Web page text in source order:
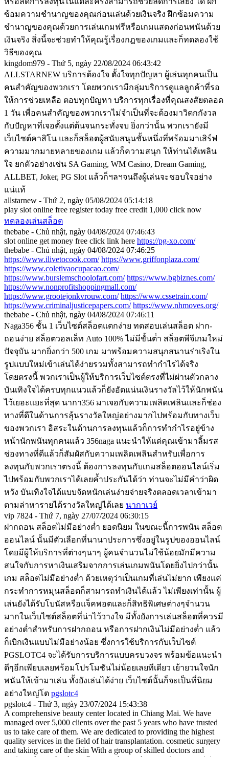
ซ้อมความชำนาญของคุณก่อนเล่นด้วยเงินจริง ฝึกซ้อมความ
ชำนาญของคุณด้วยการเล่นเกมฟรีหรือเกมแสดงก่อนพนันด้วย
เงินจริง สิ่งนี้จะช่วยทำให้คุณรู้เรื่องกฎของเกมและก็ทดลองใช้
วิธีของคุณ
kingdom979 - Thứ 5, ngày 22/08/2024 06:43:42
ALLSTARNEW บริการต้องใจ ตั้งใจทุกปัญหา ผู้เล่นทุกคนเป็น
คนสำคัญของพวกเรา โดยพวกเรามีกลุ่มบริการดูแลลูกค้าที่รอ
ให้การช่วยเหลือ ตอบทุกปัญหา บริการทุกเรื่องที่คุณสงสัยตลอด
1 วัน เพื่อคนสำคัญของพวกเราไม่จำเป็นที่จะต้องมาวิตกกังวล
กับปัญหาที่เจอตั้งแต่ต้นจนกระทั่งจบ ยิ่งกว่านั้น พวกเรายังมี
เว็บไซต์คาสิโน และก็สล็อตผู้สนับสนุนชั้นหนึ่งที่พร้อมมาเสิร์ฟ
ความมากมายหลายของเกม แล้วก็ความสนุก ให้ท่านได้เพลิน
ใจ ยกตัวอย่างเช่น SA Gaming, WM Casino, Dream Gaming,
ALLBET, Joker, PG Slot แล้วก็ฯลฯจนถึงผู้เล่นจะชอบใจอย่าง
แน่แท้
allstarnew - Thứ 2, ngày 05/08/2024 05:14:18
play slot online free register today free credit 1,000 click now
ทดลองเล่นสล็อต
thebabe - Chủ nhật, ngày 04/08/2024 07:46:43
slot online get money free click link here https://pg-xo.com/
thebabe - Chủ nhật, ngày 04/08/2024 07:46:25
https://www.ilivetocook.com/ https://www.griffonplaza.com/
https://www.coletivaocupacao.com/
https://www.burslemschoolofart.com/ https://www.bgbiznes.com/
https://www.nonprofitshoppingmall.com/
https://www.grootejonkvrouw.com/ https://www.cssetrain.com/
https://www.criminaljusticepapers.com/ https://www.nhmoves.org/
thebabe - Chủ nhật, ngày 04/08/2024 07:46:11
Naga356 ชั้น 1 เว็บไซต์สล็อตแตกง่าย ทดสอบเล่นสล็อต ฝาก-
ถอนง่าย สล็อตวอลเล็ท Auto 100% ไม่มีขั้นต่ํา สล็อตพีจีเกมใหม่
ปัจจุบัน มากยิ่งกว่า 500 เกม มาพร้อมความสนุกสนานร่าเริงใน
รูปแบบใหม่เข้าเล่นได้ง่ายรวมทั้งสามารถทํากําไรได้จริง
โดยตรงนี้ พวกเราเป็นผู้ให้บริการเว็บไซต์ตรงที่ไม่ผ่านตัวกลาง
บันเทิงใจได้ครบทุกแนวแล้วก็ยังอัดแน่นเงินรางวัลไว้ให้นักพนัน
ไว้เยอะแยะที่สุด นากา356 มาเจอกับความเพลิดเพลินและก็ช่อง
ทางที่ดีในด้านการลุ้นรางวัลใหญ่อย่างมากไปพร้อมกับทางเว็บ
ของพวกเรา อิสระในด้านการลงทุนแล้วก็การทํากําไรอยู่ข้าง
หน้านักพนันทุกคนแล้ว 356naga แนะนําให้แด่คุณเข้ามาลิ้มรส
ช่องทางที่ดีแล้วก็สัมผัสกับความเพลิดเพลินสำหรับเพื่อการ
ลงทุนกับพวกเราตรงนี้ ต้องการลงทุนกับเกมสล็อตออนไลน์เริ่ม
ไปพร้อมกับพวกเราได้เลยค้ำประกันได้ว่า ท่านจะไม่มีคําว่าผิด
หวัง บันเทิงใจได้แบบจัดหนักเล่นง่ายจ่ายจริงตลอดเวลาเข้ามา
ตามล่าหารายได้รางวัลใหญ่ได้เลย นากาเวย์
vip 7824 - Thứ 7, ngày 27/07/2024 06:30:15
ฝากถอน สล็อตไม่มีอย่างต่ำ ยอดนิยม ในขณะนี้การพนัน สล็อต
ออนไลน์ นั้นมีตัวเลือกที่นานาประการซึ่งอยู่ในรูปของออนไลน์
โดยมีผู้ให้บริการที่ต่างๆนาๆ ผู้คนจำนวนไม่ใช้น้อยมักมีความ
สนใจกับการหาเงินเสริมจากการเล่นเกมพนันโดยยิ่งไปกว่านั้น
เกม สล็อตไม่มีอย่างต่ำ ด้วยเหตุว่าเป็นเกมที่เล่นไม่ยาก เพียงแค่
กระทำการหมุนสล็อตก็สามารถทำเงินได้แล้ว ไม่เพียงเท่านั้น ผู้
เล่นยังได้รับโบนัสหรือแจ็คพอตและก็สิทธิพิเศษต่างๆจำนวน
มากในเว็บไซต์สล็อตที่น่าไว้วางใจ มีทั้งยังการเล่นสล็อตที่ควรมี
อย่างต่ำสำหรับการฝากถอน หรือการฝากเงินไม่มีอย่างต่ำ แล้ว
ก็เบิกเงินแบบไม่มีอย่างน้อย ซึ่งการใช้บริการกับเว็บไซต์
PGSLOTC4 จะได้รับการบริการแบบครบวงจร พร้อมข้อแนะนำ
ดีๆอีกเพียบเลยพร้อมโปรโมชันไม่น้อยเลยทีเดียว เย้ายวนใจนัก
พนันให้เข้ามาเล่น ทั้งยังเล่นได้ง่าย เว็บไซต์นั้นก็จะเป็นที่นิยม
อย่างใหญ่โต pgslotc4
pgslotc4 - Thứ 3, ngày 23/07/2024 15:43:38
A comprehensive beauty center located in Chiang Mai. We have
managed over 5,000 clients over the past 5 years who have trusted
us to take care of them. We are dedicated to providing the highest
quality services in the field of hair transplantation. cosmetic surgery
and taking care of the skin With a group of skilled doctors and